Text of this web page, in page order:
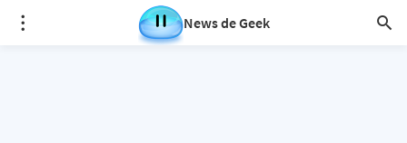
News de Geek